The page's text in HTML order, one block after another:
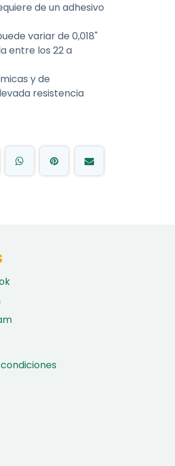
de un adhesivo
variar de 0,018"
entre los 22 a
y de
resistencia